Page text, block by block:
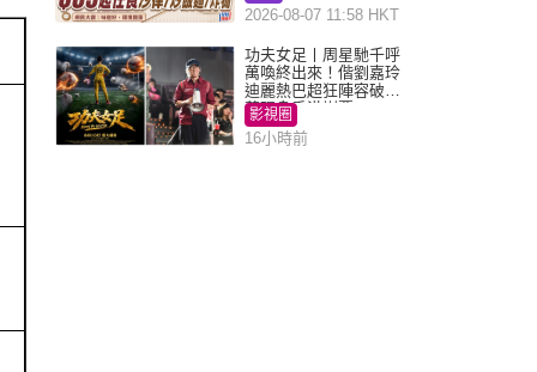
2026-08-07 11:58 HKT
功夫女足丨周星馳千呼
萬喚終出來！偕劉嘉玲
迪麗熱巴超狂陣容破天
荒現身香港謝票
影視圈
16小時前